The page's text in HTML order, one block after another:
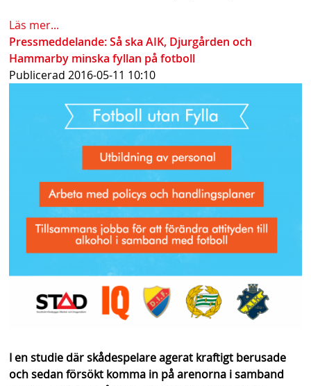
Läs mer...
Pressmeddelande: Så ska AIK, Djurgården och
Hammarby minska fyllan på fotboll
Publicerad2016-05-11 10:10
I en studie där skådespelare agerat kraftigt berusade
och sedan försökt komma in på arenorna i samband